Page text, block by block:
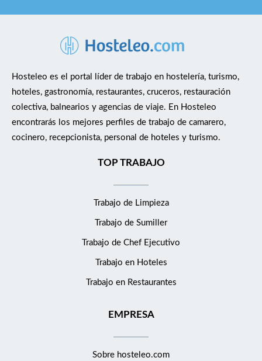
Hosteleo es el portal líder de trabajo en hostelería, turismo,
hoteles, gastronomía, restaurantes, cruceros, restauración
colectiva, balnearios y agencias de viaje. En Hosteleo
encontrarás los mejores perfiles de trabajo de camarero,
cocinero, recepcionista, personal de hoteles y turismo.
TOP TRABAJO
Trabajo de Limpieza
Trabajo de Sumiller
Trabajo de Chef Ejecutivo
Trabajo en Hoteles
Trabajo en Restaurantes
EMPRESA
Sobre hosteleo.com